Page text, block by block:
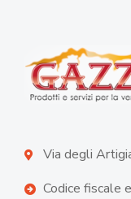
Via degli
Codice fiscale